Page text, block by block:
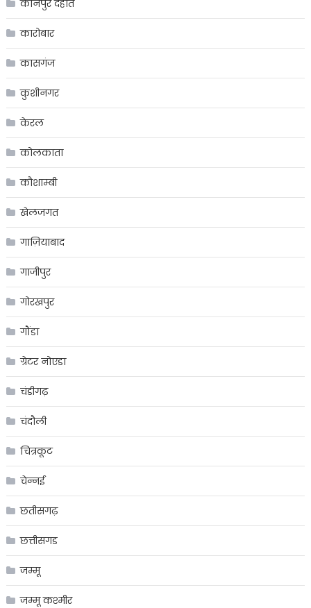
कानपुर देहात
कारोबार
कासगंज
कुशीनगर
केरल
कोलकाता
कौशाम्बी
खेलजगत
गाज़ियाबाद
गाजीपुर
गोरखपुर
गौंडा
ग्रेटर नोएडा
चंडीगढ़
चंदौली
चित्रकूट
चेन्नई
छतीसगढ़
छत्तीसगड
जम्मू
जम्मू कश्मीर